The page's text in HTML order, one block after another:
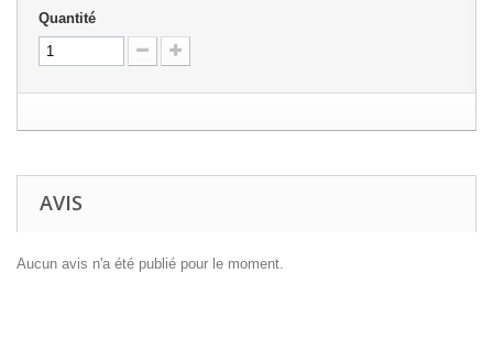
Quantité
AVIS
Aucun avis n'a été publié pour le moment.